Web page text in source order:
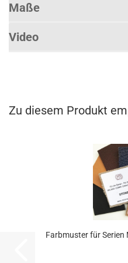
Maße
Video
Zu diesem Produkt
Farbmuster für Serien